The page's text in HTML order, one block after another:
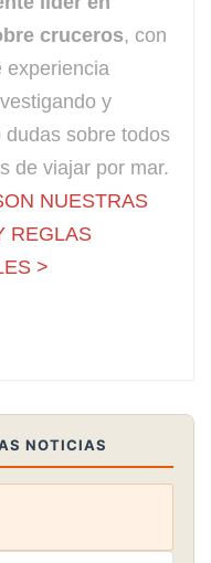
cruceros, con
experiencia
y
dudas sobre todos
de viajar por mar.
NUESTRAS
REGLAS
>
NOTICIAS